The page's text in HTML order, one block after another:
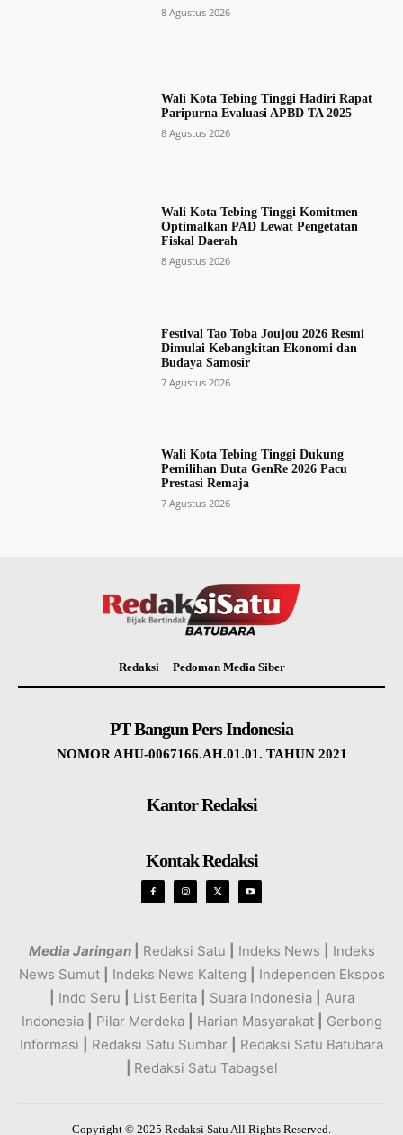
8 Agustus 2026
Wali Kota Tebing Tinggi Hadiri Rapat
Paripurna Evaluasi APBD TA 2025
8 Agustus 2026
Wali Kota Tebing Tinggi Komitmen
Optimalkan PAD Lewat Pengetatan
Fiskal Daerah
8 Agustus 2026
Festival Tao Toba Joujou 2026 Resmi
Dimulai Kebangkitan Ekonomi dan
Budaya Samosir
7 Agustus 2026
Wali Kota Tebing Tinggi Dukung
Pemilihan Duta GenRe 2026 Pacu
Prestasi Remaja
7 Agustus 2026
Redaksi Pedoman Media Siber
PT Bangun Pers Indonesia
NOMOR AHU-0067166.AH.01.01. TAHUN 2021
Kantor Redaksi
Kontak Redaksi
Media Jaringan Redaksi Satu Indeks News
Indeks
News Sumut
Indeks News Kalteng
Independen Ekspos
Indo Seru List Berita Suara Indonesia
Aura
Indonesia
Pilar Merdeka Harian Masyarakat
Gerbong
Informasi
Redaksi Satu Sumbar
Redaksi Satu Batubara
Redaksi Satu Tabagsel
Copyright © 2025 Redaksi Satu All Rights Reserved.